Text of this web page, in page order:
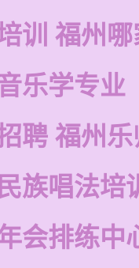
训 福州
乐学专业
聘 福州乐
族唱法培
会排练中